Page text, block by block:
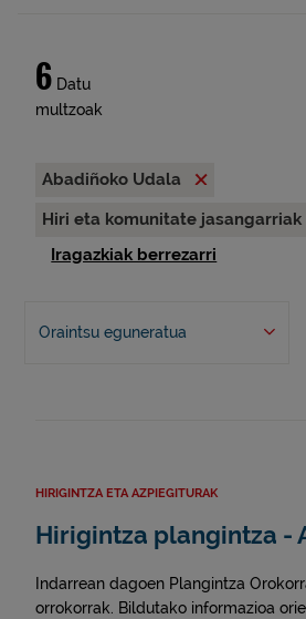
6 Datu
multzoak
Abadiñoko Udala
Hiri eta komunitate jasangarriak
Iragazkiak berrezarri
Oraintsu eguneratua
HIRIGINTZA ETA AZPIEGITURAK
Hirigintza plangintza -
Indarrean dagoen Plangintza
orrokorrak. Bildutako informazioa